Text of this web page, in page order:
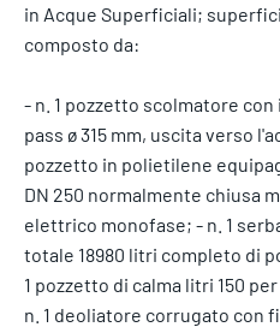
in Acque Superficiali;
composto da:
- n. 1 pozzetto scolmatore con
pass ø 315 mm, uscita verso
pozzetto in polietilene
DN 250 normalmente chiusa
elettrico monofase; - n. 1
totale 18980 litri completo di
1 pozzetto di calma litri 150
n. 1 deoliatore corrugato con